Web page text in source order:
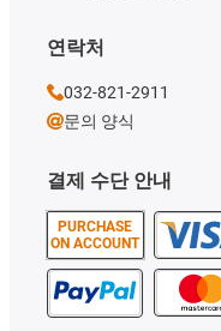
결제 수단 안내
PURCHASE
ON ACCOUNT
연락처
032-821-2911
문의 양식